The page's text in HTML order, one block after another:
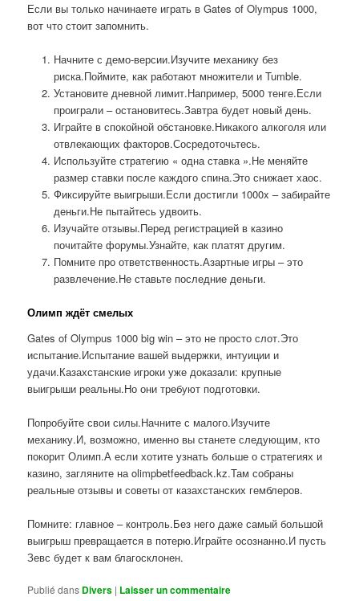
Если вы только начинаете играть в Gates of Olympus 1000,
вот что стоит запомнить.
Начните с демо-версии.Изучите механику без
риска.Поймите, как работают множители и Tumble.
Установите дневной лимит.Например, 5000 тенге.Если
проиграли – остановитесь.Завтра будет новый день.
Играйте в спокойной обстановке.Никакого алкоголя или
отвлекающих факторов.Сосредоточьтесь.
Используйте стратегию « одна ставка ».Не меняйте
размер ставки после каждого спина.Это снижает хаос.
Фиксируйте выигрыши.Если достигли 1000x – забирайте
деньги.Не пытайтесь удвоить.
Изучайте отзывы.Перед регистрацией в казино
почитайте форумы.Узнайте, как платят другим.
Помните про ответственность.Азартные игры – это
развлечение.Не ставьте последние деньги.
Олимп ждёт смелых
Gates of Olympus 1000 big win – это не просто слот.Это
испытание.Испытание вашей выдержки, интуиции и
удачи.Казахстанские игроки уже доказали: крупные
выигрыши реальны.Но они требуют подготовки.
Попробуйте свои силы.Начните с малого.Изучите
механику.И, возможно, именно вы станете следующим, кто
покорит Олимп.А если хотите узнать больше о стратегиях и
казино, загляните на olimpbetfeedback.kz.Там собраны
реальные отзывы и советы от казахстанских гемблеров.
Помните: главное – контроль.Без него даже самый большой
выигрыш превращается в потерю.Играйте осознанно.И пусть
Зевс будет к вам благосклонен.
Publié dans Divers | Laisser un commentaire